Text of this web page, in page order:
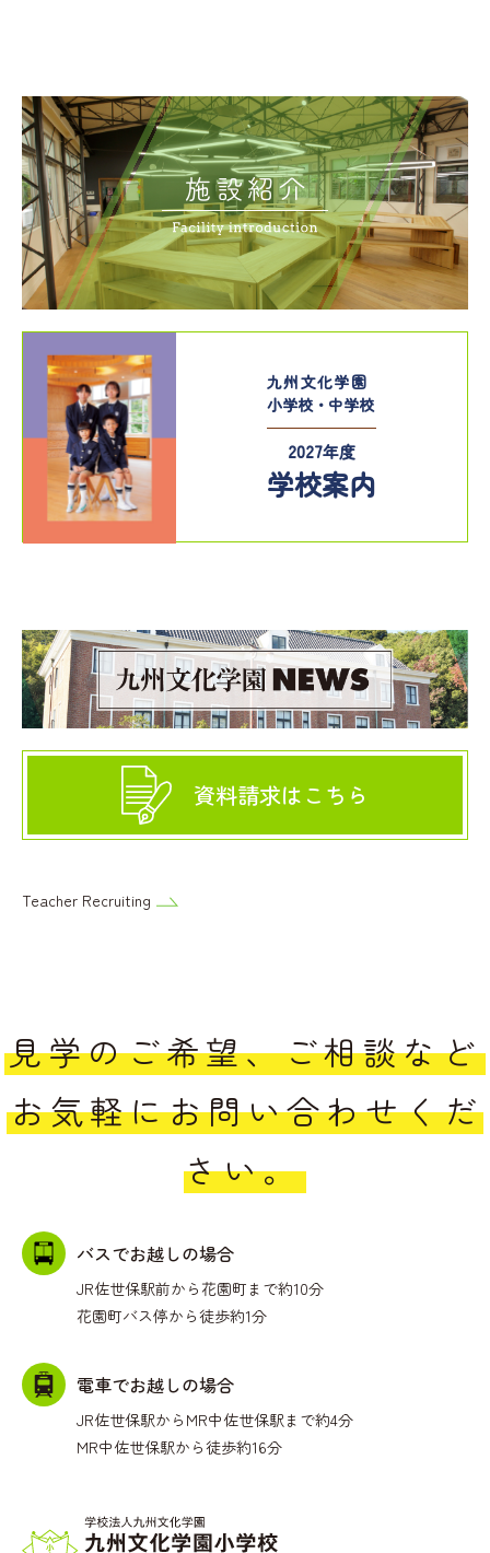
施設紹介
九州文化学園
小学校・中学校
2027年度
学校案内
資料請求はこちら
Teacher Recruiting
見学のご希望、ご相談など
お気軽にお問い合わせくだ
さい。
バスでお越しの場合
JR佐世保駅前から花園町まで約10分
花園町バス停から徒歩約1分
電車でお越しの場合
JR佐世保駅からMR中佐世保駅まで約4分
MR中佐世保駅から徒歩約16分